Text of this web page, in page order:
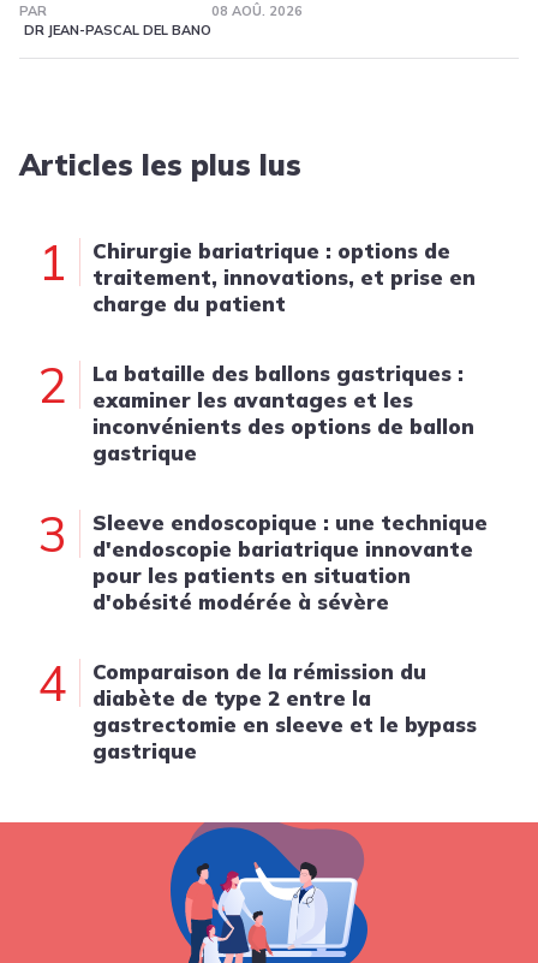
PAR
DR JEAN-PASCAL DEL BANO
08 AOÛ. 2026
Articles les plus lus
1
Chirurgie bariatrique : options de
traitement, innovations, et prise en
charge du patient
2
La bataille des ballons gastriques :
examiner les avantages et les
inconvénients des options de ballon
gastrique
3
Sleeve endoscopique : une technique
d'endoscopie bariatrique innovante
pour les patients en situation
d'obésité modérée à sévère
4
Comparaison de la rémission du
diabète de type 2 entre la
gastrectomie en sleeve et le bypass
gastrique